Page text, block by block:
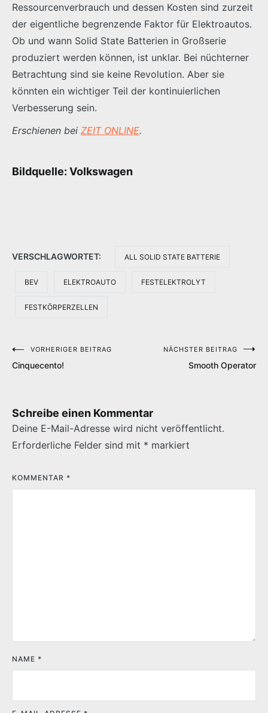
Ressourcenverbrauch und dessen Kosten sind zurzeit
der eigentliche begrenzende Faktor für Elektroautos.
Ob und wann Solid State Batterien in Großserie
produziert werden können, ist unklar. Bei nüchterner
Betrachtung sind sie keine Revolution. Aber sie
könnten ein wichtiger Teil der kontinuierlichen
Verbesserung sein.
Erschienen bei ZEIT ONLINE.
Bildquelle: Volkswagen
VERSCHLAGWORTET: ALL SOLID STATE BATTERIE
BEV ELEKTROAUTO FESTELEKTROLYT
FESTKÖRPERZELLEN
Beitragsnavigation
VORHERIGER BEITRAG
Cinquecento!
NÄCHSTER BEITRAG
Smooth Operator
Schreibe einen Kommentar
Deine E-Mail-Adresse wird nicht veröffentlicht.
Erforderliche Felder sind mit * markiert
KOMMENTAR *
NAME *